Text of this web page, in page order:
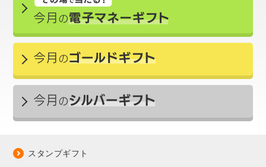
スタンプギフト